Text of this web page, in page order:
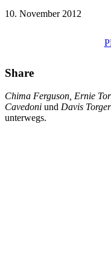
10. November 2012
Share
Chima Ferguson, Ernie
Cavedoni und Davis
unterwegs.